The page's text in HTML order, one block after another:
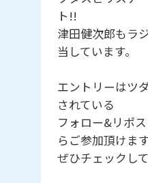
ト!!
津田健次郎もラ
当しています。
エントリーはツ
されている
フォロー&リポ
らご参加頂けま
ぜひチェックし